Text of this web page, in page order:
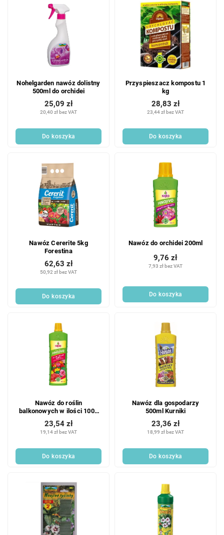
Nohelgarden nawóz dolistny
500ml do orchidei
20,40 zł bez VAT
25,09 zł
Do koszyka
Przyspieszacz kompostu 1
kg
23,44 zł bez VAT
28,83 zł
Do koszyka
Nawóz Cererite 5kg
Forestina
50,92 zł bez VAT
62,63 zł
Do koszyka
Nawóz do orchidei 200ml
7,93 zł bez VAT
9,76 zł
Do koszyka
Nawóz do roślin
balkonowych w ilości 1000
19,14 zł bez VAT
23,54 zł
Do koszyka
Nawóz dla gospodarzy
500ml Kurniki
18,99 zł bez VAT
23,36 zł
Do koszyka